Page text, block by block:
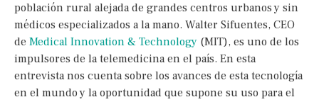
población rural alejada de grandes centros urbanos y sin
médicos especializados a la mano. Walter Sifuentes, CEO
de Medical Innovation & Technology (MIT), es uno de los
impulsores de la telemedicina en el país. En esta
entrevista nos cuenta sobre los avances de esta tecnología
en el mundo y la oportunidad que supone su uso para el